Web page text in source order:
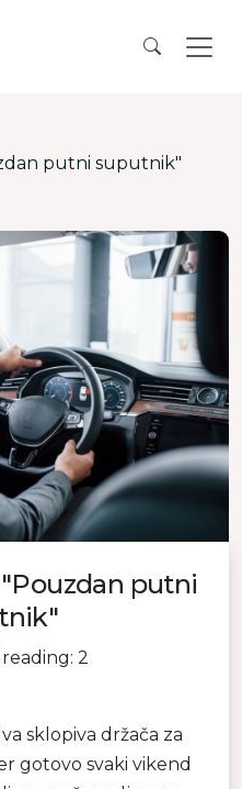
putni suputnik"
putni
2
sklopiva držača za
gotovo svaki vikend